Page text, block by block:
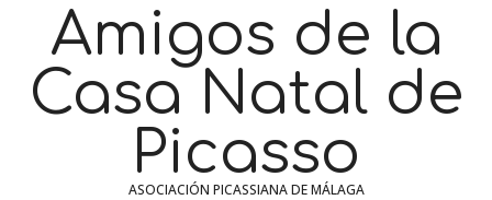
Amigos de la
Casa Natal de
Picasso
ASOCIACIÓN PICASSIANA DE MÁLAGA